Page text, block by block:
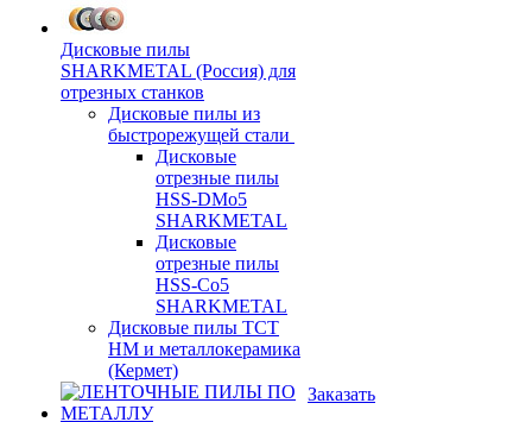
Дисковые пилы
SHARKMETAL (Россия) для
отрезных станков
Дисковые пилы из
быстрорежущей стали
Дисковые
отрезные пилы
HSS-DMo5
SHARKMETAL
Дисковые
отрезные пилы
HSS-Co5
SHARKMETAL
Дисковые пилы ТСТ
НМ и металлокерамика
(Кермет)
Заказать